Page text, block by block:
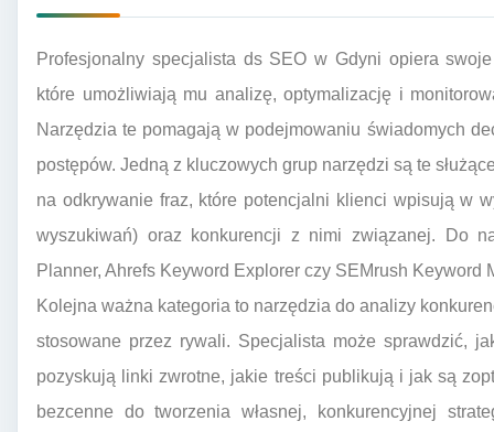
Profesjonalny specjalista ds SEO w Gdyni opiera
które umożliwiają mu analizę, optymalizację i
Narzędzia te pomagają w podejmowaniu świadomych
postępów. Jedną z kluczowych grup narzędzi są te
na odkrywanie fraz, które potencjalni klienci wpisują w
wyszukiwań) oraz konkurencji z nimi związanej. Do
Planner, Ahrefs Keyword Explorer czy SEMrush Keyword
Kolejna ważna kategoria to narzędzia do analizy
stosowane przez rywali. Specjalista może sprawdzić,
pozyskują linki zwrotne, jakie treści publikują i jak są
bezcenne do tworzenia własnej, konkurencyjnej